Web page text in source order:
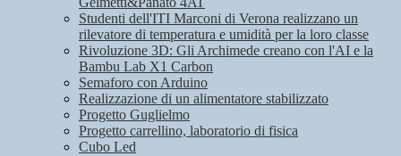
Studenti dell'ITI Marconi di Verona realizzano un
rilevatore di temperatura e umidità per la loro classe
Rivoluzione 3D: Gli Archimede creano con l'AI e la
Bambu Lab X1 Carbon
Semaforo con Arduino
Realizzazione di un alimentatore stabilizzato
Progetto Guglielmo
Progetto carrellino, laboratorio di fisica
Cubo Led